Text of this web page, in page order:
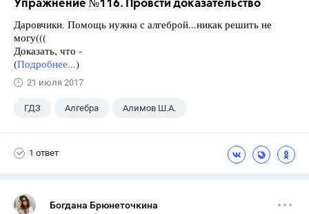
Упражнение №116. Провсти доказательство
Даровчики. Помощь нужна с алгеброй...никак решить не
могу(((
Доказать, что -
(Подробнее...)
21 июля 2017
ГДЗ Алгебра Алимов Ш.А.
1 ответ
Богдана Брюнеточкина